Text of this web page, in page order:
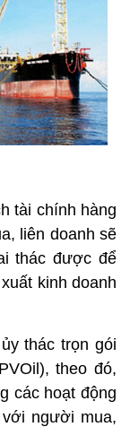
tài chính hàng
liên doanh sẽ
thác được để
kinh doanh
thác trọn gói
theo đó,
các hoạt động
người mua,